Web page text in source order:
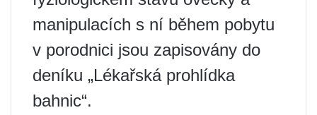
manipulacích s ní během pobytu
v porodnici jsou zapisovány do
deníku „Lékařská prohlídka
bahnic“.